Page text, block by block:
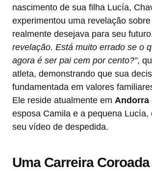
nascimento de sua filha Lucía,
experimentou uma revelação
realmente desejava para seu
revelação. Está muito errado se o
agora é ser pai cem por cento?”,
atleta, demonstrando que sua
fundamentada em valores
Ele reside atualmente em Andorra
esposa Camila e a pequena Lucía,
seu vídeo de despedida.
Uma Carreira